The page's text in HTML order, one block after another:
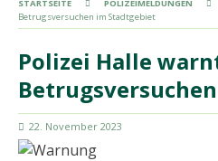
STARTSEITE POLIZEIMELDUNGEN
Betrugsversuchen im Stadtgebiet
Polizei Halle
22. November 2023